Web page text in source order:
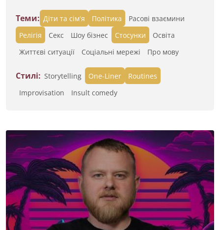
Теми: Діти та сім'я Політика
Расові взаємини
Релігія
Секс Шоу бізнес Стосунки
Освіта
Життєві ситуації
Cоціальні мережі Про мову
Стилі: Storytelling One-Liner
Routines
Improvisation
Insult comedy